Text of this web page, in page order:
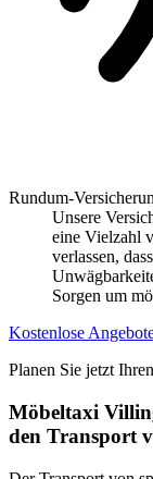
Rundum-
Unsere
eine Vielzahl
verlassen,
Sorgen um
Kostenlose
Planen Sie jetzt
Möbeltaxi
den Transport